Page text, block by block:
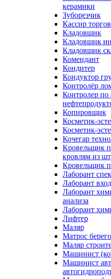
керамики
Зуборезчик
Кассир
Кладовщик
Кладовщик
Кладовщик
Комендант
Кондитер
Кондуктор
Контролёр
Контролер по
Копировщик
Косметик-
Косметик-
Кочегар
Кровельщик
кровлям из
Кровельщик
Лаборант
Лаборант
Лаборант
анализа
Лаборант
Лифтер
Маляр
Матрос
Маляр
Машинист
Машинист